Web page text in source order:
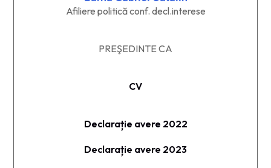
Afiliere politică conf. decl.interese
PREŞEDINTE​ CA
CV
Declarație avere 2022
Declarație avere 2023